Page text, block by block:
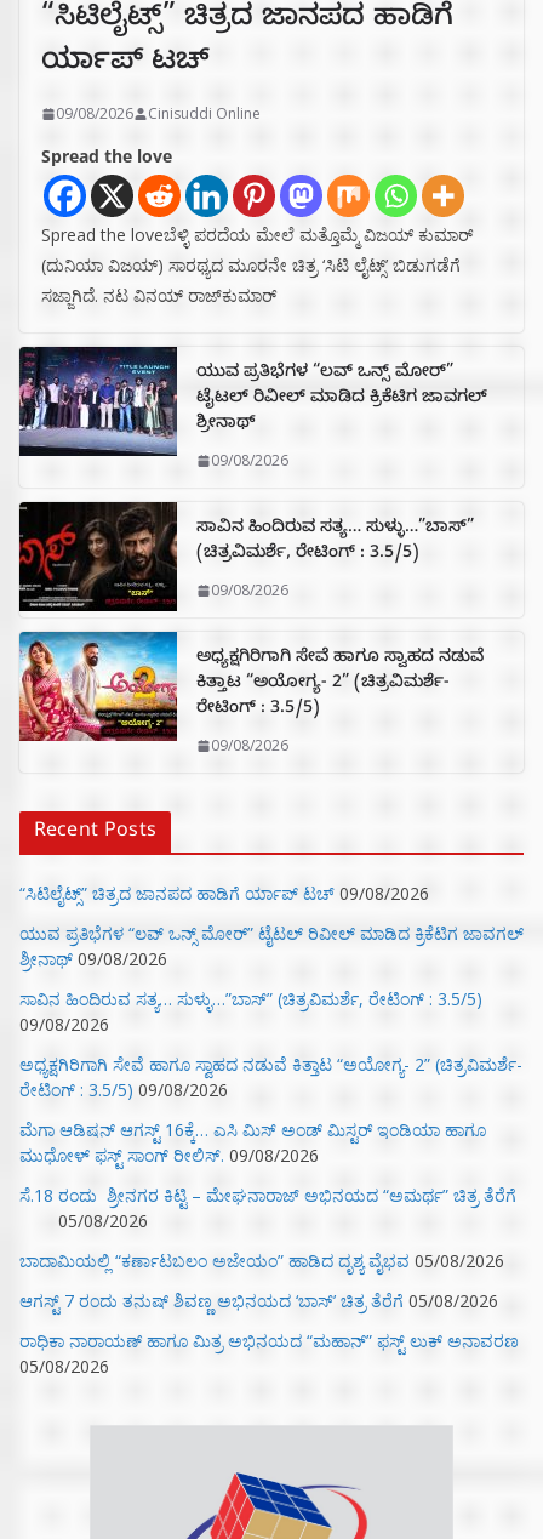
“ಸಿಟಿಲೈಟ್ಸ್‌” ಚಿತ್ರದ ಜಾನಪದ ಹಾಡಿಗೆ
ರ್ಯಾಪ್‌ ಟಚ್‌
09/08/2026 Cinisuddi Online
Spread the love
Spread the loveಬೆಳ್ಳಿ ಪರದೆಯ ಮೇಲೆ ಮತ್ತೊಮ್ಮೆ ವಿಜಯ್ ಕುಮಾರ್
(ದುನಿಯಾ ವಿಜಯ್) ಸಾರಥ್ಯದ ಮೂರನೇ ಚಿತ್ರ ‘ಸಿಟಿ ಲೈಟ್ಸ್’ ಬಿಡುಗಡೆಗೆ
ಸಜ್ಜಾಗಿದೆ. ನಟ ವಿನಯ್ ರಾಜ್‌ಕುಮಾರ್
ಯುವ ಪ್ರತಿಭೆಗಳ “ಲವ್ ಒನ್ಸ್ ಮೋರ್”
ಟೈಟಲ್ ರಿವೀಲ್ ಮಾಡಿದ ಕ್ರಿಕೆಟಿಗ ಜಾವಗಲ್
ಶ್ರೀನಾಥ್
09/08/2026
ಸಾವಿನ ಹಿಂದಿರುವ ಸತ್ಯ… ಸುಳ್ಳು…”ಬಾಸ್”
(ಚಿತ್ರವಿಮರ್ಶೆ, ರೇಟಿಂಗ್ : 3.5/5)
09/08/2026
ಅಧ್ಯಕ್ಷಗಿರಿಗಾಗಿ ಸೇವೆ ಹಾಗೂ ಸ್ವಾಹದ ನಡುವೆ
ಕಿತ್ತಾಟ “ಅಯೋಗ್ಯ- 2” (ಚಿತ್ರವಿಮರ್ಶೆ-
ರೇಟಿಂಗ್ : 3.5/5)
09/08/2026
Recent Posts
“ಸಿಟಿಲೈಟ್ಸ್‌” ಚಿತ್ರದ ಜಾನಪದ ಹಾಡಿಗೆ ರ್ಯಾಪ್‌ ಟಚ್‌ 09/08/2026
ಯುವ ಪ್ರತಿಭೆಗಳ “ಲವ್ ಒನ್ಸ್ ಮೋರ್” ಟೈಟಲ್ ರಿವೀಲ್ ಮಾಡಿದ ಕ್ರಿಕೆಟಿಗ ಜಾವಗಲ್
ಶ್ರೀನಾಥ್ 09/08/2026
ಸಾವಿನ ಹಿಂದಿರುವ ಸತ್ಯ… ಸುಳ್ಳು…”ಬಾಸ್” (ಚಿತ್ರವಿಮರ್ಶೆ, ರೇಟಿಂಗ್ : 3.5/5)
09/08/2026
ಅಧ್ಯಕ್ಷಗಿರಿಗಾಗಿ ಸೇವೆ ಹಾಗೂ ಸ್ವಾಹದ ನಡುವೆ ಕಿತ್ತಾಟ “ಅಯೋಗ್ಯ- 2” (ಚಿತ್ರವಿಮರ್ಶೆ-
ರೇಟಿಂಗ್ : 3.5/5) 09/08/2026
ಮೆಗಾ ಆಡಿಷನ್ ಆಗಸ್ಟ್ 16ಕ್ಕೆ… ಎಸಿ ಮಿಸ್ ಅಂಡ್ ಮಿಸ್ಟರ್ ಇಂಡಿಯಾ ಹಾಗೂ
ಮುಧೋಳ್ ಫಸ್ಟ್ ಸಾಂಗ್ ರೀಲಿಸ್. 09/08/2026
ಸೆ.18 ರಂದು ಶ್ರೀನಗರ ಕಿಟ್ಟಿ – ಮೇಘನಾರಾಜ್ ಅಭಿನಯದ “ಅಮರ್ಥ” ಚಿತ್ರ ತೆರೆಗೆ
05/08/2026
ಬಾದಾಮಿಯಲ್ಲಿ “ಕರ್ಣಾಟಬಲಂ ಅಜೇಯಂ” ಹಾಡಿದ ದೃಶ್ಯ ವೈಭವ 05/08/2026
ಆಗಸ್ಟ್ 7 ರಂದು ತನುಷ್ ಶಿವಣ್ಣ ಅಭಿನಯದ ‘ಬಾಸ್’ ಚಿತ್ರ ತೆರೆಗೆ 05/08/2026
ರಾಧಿಕಾ ನಾರಾಯಣ್ ಹಾಗೂ ಮಿತ್ರ ಅಭಿನಯದ “ಮಹಾನ್” ಫಸ್ಟ್ ಲುಕ್ ಅನಾವರಣ
05/08/2026